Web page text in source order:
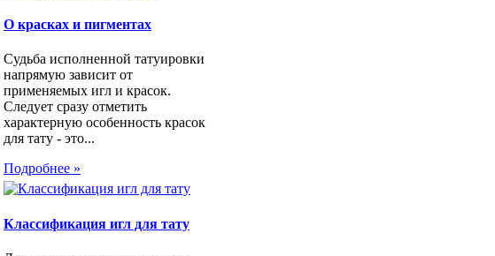
О красках и пигментах
Судьба исполненной татуировки
напрямую зависит от
применяемых игл и красок.
Следует сразу отметить
характерную особенность красок
для тату - это...
Подробнее »
Классификация игл для тату